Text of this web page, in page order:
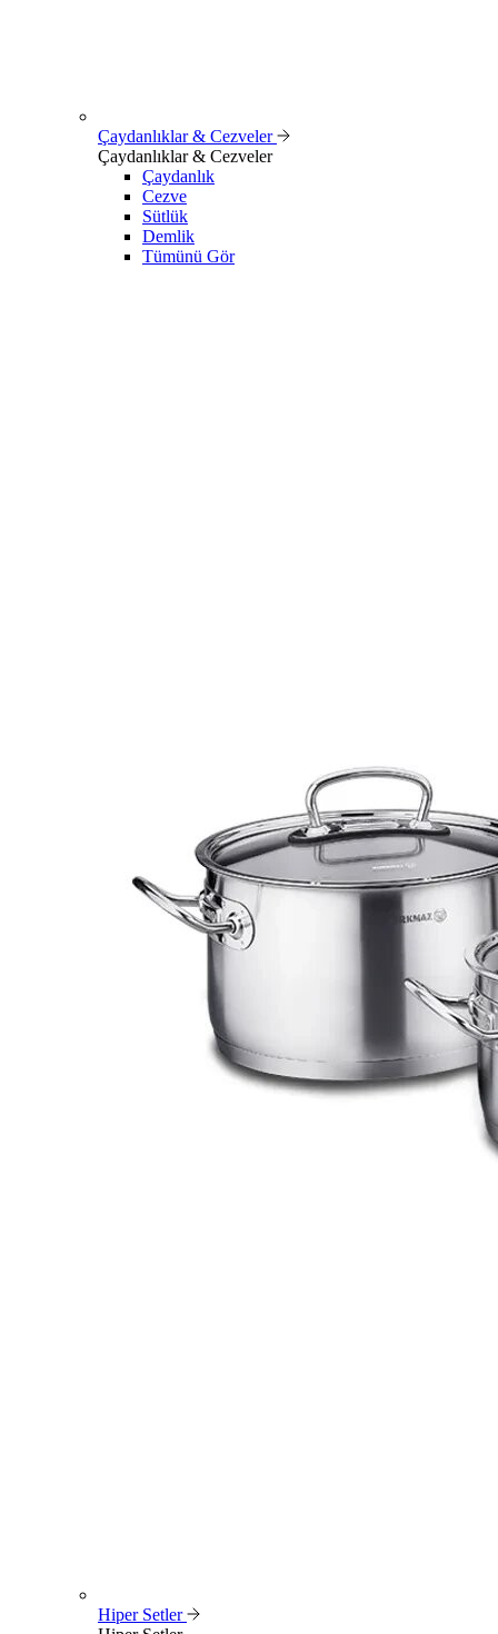
Çaydanlıklar & Cezveler
Çaydanlıklar & Cezveler
Çaydanlık
Cezve
Sütlük
Demlik
Tümünü Gör
Hiper Setler